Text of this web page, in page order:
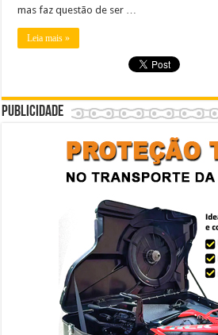
mas faz questão de ser …
Leia mais »
Publicidade